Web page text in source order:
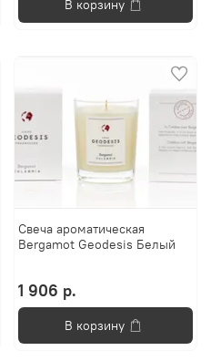
В корзину
Свеча ароматическая
Bergamot Geodesis Белый
1 906 р.
В корзину